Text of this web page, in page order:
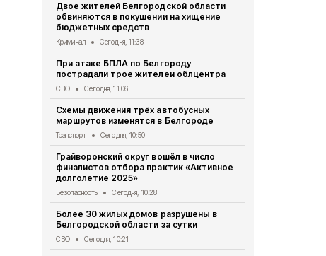
Двое жителей Белгородской области
обвиняются в покушении на хищение
бюджетных средств
Криминал Сегодня, 11:38
При атаке БПЛА по Белгороду
пострадали трое жителей облцентра
СВО Сегодня, 11:06
Схемы движения трёх автобусных
маршрутов изменятся в Белгороде
Транспорт Сегодня, 10:50
Грайворонский округ вошёл в число
финалистов отбора практик «Активное
долголетие 2025»
Безопасность Сегодня, 10:28
Более 30 жилых домов разрушены в
Белгородской области за сутки
СВО Сегодня, 10:21